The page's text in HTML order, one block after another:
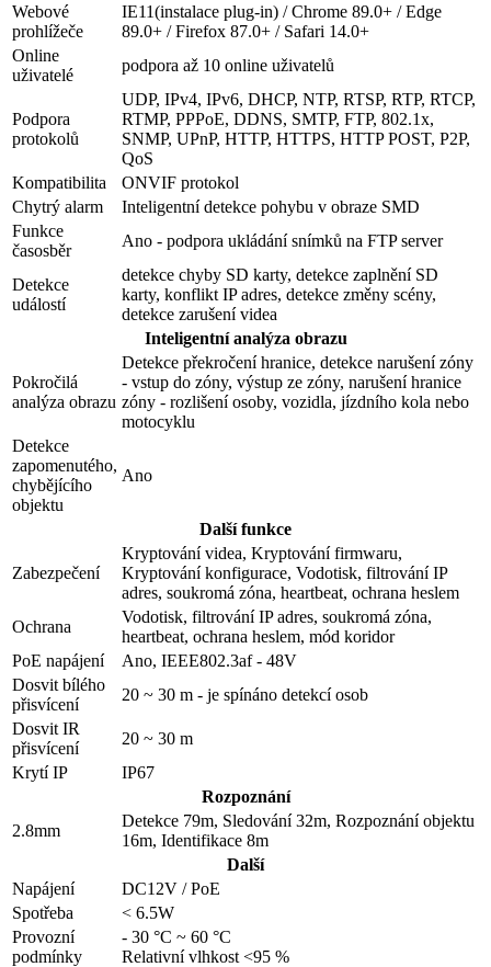
Webové
prohlížeče
IE11(instalace plug-in) / Chrome 89.0+ / Edge
89.0+ / Firefox 87.0+ / Safari 14.0+
Online
uživatelé
podpora až 10 online uživatelů
Podpora
protokolů
UDP, IPv4, IPv6, DHCP, NTP, RTSP, RTP, RTCP,
RTMP, PPPoE, DDNS, SMTP, FTP, 802.1x,
SNMP, UPnP, HTTP, HTTPS, HTTP POST, P2P,
QoS
Kompatibilita
ONVIF protokol
Chytrý alarm
Inteligentní detekce pohybu v obraze SMD
Funkce
časosběr
Ano - podpora ukládání snímků na FTP server
Detekce
událostí
detekce chyby SD karty, detekce zaplnění SD
karty, konflikt IP adres, detekce změny scény,
detekce zarušení videa
Inteligentní analýza obrazu
Pokročilá
analýza obrazu
Detekce překročení hranice, detekce narušení zóny
- vstup do zóny, výstup ze zóny, narušení hranice
zóny - rozlišení osoby, vozidla, jízdního kola nebo
motocyklu
Detekce
zapomenutého,
chybějícího
objektu
Ano
Další funkce
Zabezpečení
Kryptování videa, Kryptování firmwaru,
Kryptování konfigurace, Vodotisk, filtrování IP
adres, soukromá zóna, heartbeat, ochrana heslem
Ochrana
Vodotisk, filtrování IP adres, soukromá zóna,
heartbeat, ochrana heslem, mód koridor
PoE napájení
Ano, IEEE802.3af - 48V
Dosvit bílého
přisvícení
20 ~ 30 m - je spínáno detekcí osob
Dosvit IR
přisvícení
20 ~ 30 m
Krytí IP
IP67
Rozpoznání
2.8mm
Detekce 79m, Sledování 32m, Rozpoznání objektu
16m, Identifikace 8m
Další
Napájení
DC12V / PoE
Spotřeba
< 6.5W
Provozní
podmínky
- 30 °C ~ 60 °C
Relativní vlhkost <95 %